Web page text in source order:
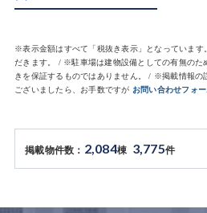
※表示金額はすべて「税抜き表示」となっていま
だきます。 / ※駐車場は建物設備としての有無のた
きを保証するものではありません。 / ※掲載情報の
ございましたら、お手数ですが お問い合わせフォ
掲載物件数： 2,084棟 3,775件